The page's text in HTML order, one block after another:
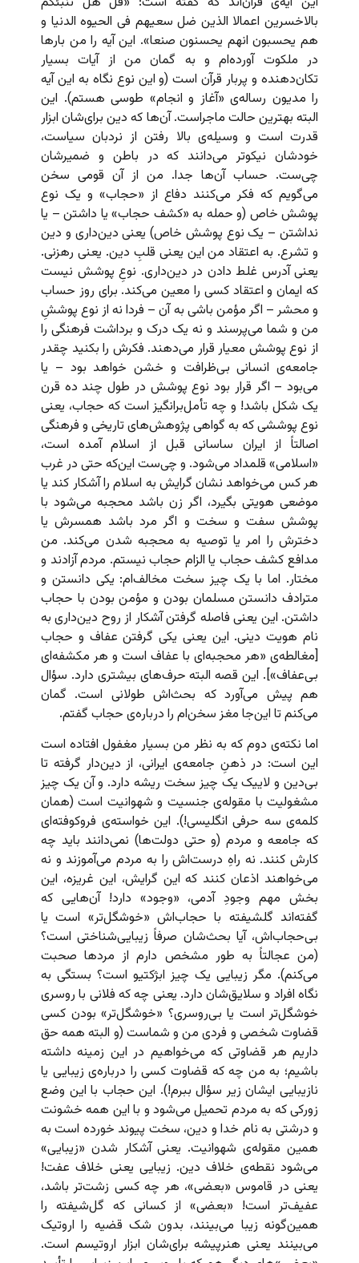
بالاخسرین اعمالا الذین ضل سعیهم فی الحیوه الدنیا و
هم یحسبون انهم یحسنون صنعا». این آیه را من بارها
در ملکوت آورده‌ام و به گمان من از آیات بسیار
تکان‌دهنده و پربار قرآن است (و این نوع نگاه به این آیه
را مدیون رساله‌ی «آغاز و انجام» طوسی هستم). این
البته بهترین حالت ماجراست. آن‌ها که دین برای‌شان ابزار
قدرت است و وسیله‌ی بالا رفتن از نردبان سیاست،
خودشان نیکوتر می‌دانند که در باطن و ضمیرشان
چی‌ست. حساب آن‌‌ها جدا. من از آن قومی سخن
می‌گویم که فکر می‌کنند دفاع از «حجاب» و یک نوع
پوشش خاص (و حمله به «کشف حجاب» یا داشتن – یا
نداشتن – یک نوع پوشش خاص) یعنی دین‌داری و دین
و تشرع. به اعتقاد من این یعنی قلبِ دین. یعنی رهزنی.
یعنی آدرس غلط دادن در دین‌داری. نوعِ پوشش نیست
که ایمان و اعتقاد کسی را معین می‌کند. برای روز حساب
و محشر – اگر مؤمن باشی به آن – فردا نه از نوع پوششِ
من و شما می‌پرسند و نه یک درک و برداشت فرهنگی را
از نوع پوشش معیار قرار می‌دهند. فکرش را بکنید چقدر
جامعه‌ی انسانی بی‌ظرافت و خشن خواهد بود – یا
می‌بود – اگر قرار بود نوع پوشش در طول چند ده قرن
یک شکل باشد! و چه تأمل‌برانگیز است که حجاب،‌ یعنی
نوع پوششی که به گواهی پژوهش‌های تاریخی و فرهنگی
اصالتاً از ایران ساسانی قبل از اسلام آمده است،
«اسلامی» قلمداد می‌شود. و چی‌ست این‌که حتی در غرب
هر کس می‌خواهد نشان گرایش به اسلام را آشکار کند یا
موضعی هویتی بگیرد، اگر زن باشد محجبه می‌شود با
پوشش سفت و سخت و اگر مرد باشد همسرش یا
دخترش را امر یا توصیه به محجبه شدن می‌کند. من
مدافع کشف حجاب یا الزام حجاب نیستم. مردم آزادند و
مختار. اما با یک چیز سخت مخالف‌ام: یکی دانستن و
مترادف دانستن مسلمان بودن و مؤمن بودن با حجاب
داشتن. این یعنی فاصله گرفتن آشکار از روح دین‌داری به
نام هویت دینی. این یعنی یکی گرفتن عفاف و حجاب
[مغالطه‌ی «هر محجبه‌ای با عفاف است و هر مکشفه‌ای
بی‌عفاف»]. این قصه البته حرف‌های بیشتری دارد. سؤال
هم پیش می‌آورد که بحث‌اش طولانی است. گمان
می‌کنم تا این‌جا مغز سخن‌ام را درباره‌ی حجاب گفتم.
اما نکته‌ی دوم که به نظر من بسیار مغفول افتاده است
این است: در ذهنِ جامعه‌ی ایرانی، از دین‌دار گرفته تا
بی‌دین و لاییک یک چیز سخت ریشه دارد. و آن یک چیز
مشغولیت با مقوله‌ی جنسیت و شهوانیت است (همان
کلمه‌ی سه حرفی انگلیسی!). این خواسته‌ی فروکوفته‌ای
که جامعه و مردم (و حتی دولت‌ها) نمی‌دانند باید چه
کارش کنند. نه راهِ درست‌اش را به مردم می‌آموزند و نه
می‌خواهند اذعان کنند که این گرایش، این غریزه، این
بخش مهم وجودِ آدمی، «وجود» دارد! آن‌هایی که
گفته‌اند گلشیفته با حجاب‌اش «خوشگل‌تر» است یا
بی‌حجاب‌اش، آیا بحث‌شان صرفاً زیبایی‌شناختی است؟
(من عجالتاً به طور مشخص‌ دارم از مردها صحبت
می‌کنم). مگر زیبایی یک چیز ابژکتیو است؟ بستگی به
نگاه افراد و سلایق‌شان دارد. یعنی چه که فلانی با روسری
خوشگل‌تر است یا بی‌روسری؟ «خوشگل‌تر» بودن کسی
قضاوت شخصی و فردی من و شماست (و البته همه حق
داریم هر قضاوتی که می‌خواهیم در این زمینه داشته
باشیم؛ به من چه که قضاوت کسی را درباره‌ی زیبایی یا
نازیبایی ایشان زیر سؤال ببرم!). این حجاب با این وضع
زورکی که به مردم تحمیل می‌شود و با این همه خشونت
و درشتی به نام خدا و دین، سخت پیوند خورده است به
همین مقوله‌ی شهوانیت. یعنی آشکار شدن «زیبایی»
می‌شود نقطه‌ی خلاف دین. زیبایی یعنی خلاف عفت!
یعنی در قاموس «بعضی»، هر چه کسی زشت‌تر باشد،
عفیف‌تر است! «بعضی» از کسانی که گل‌شیفته را
همین‌گونه زیبا می‌بینند، بدون شک قضیه را اروتیک
می‌بینند یعنی هنرپیشه برای‌شان ابزار اروتیسم است.